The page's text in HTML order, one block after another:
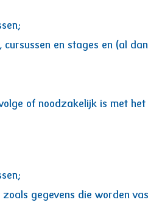
en stages en (al
of noodzakelijk is met
gegevens die worden